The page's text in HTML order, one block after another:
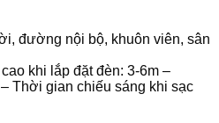
đường nội bộ, khuôn viên, sân
khi lắp đặt đèn: 3-6m –
Thời gian chiếu sáng khi sạc